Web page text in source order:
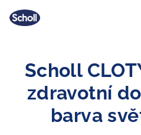
obsah
Scholl
zdravotní
barva